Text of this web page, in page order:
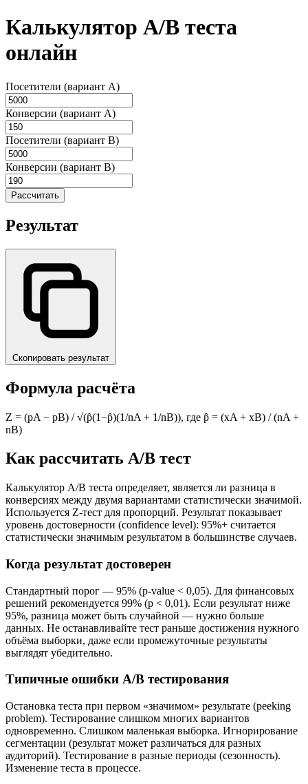
Калькулятор A/B теста
онлайн
Посетители (вариант A)
Конверсии (вариант A)
Посетители (вариант B)
Конверсии (вариант B)
Рассчитать
Результат
Скопировать результат
Формула расчёта
Z = (pA − pB) / √(p̂(1−p̂)(1/nA + 1/nB)), где p̂ = (xA + xB) / (nA +
nB)
Как рассчитать A/B тест
Калькулятор A/B теста определяет, является ли разница в
конверсиях между двумя вариантами статистически значимой.
Используется Z-тест для пропорций. Результат показывает
уровень достоверности (confidence level): 95%+ считается
статистически значимым результатом в большинстве случаев.
Когда результат достоверен
Стандартный порог — 95% (p-value < 0,05). Для финансовых
решений рекомендуется 99% (p < 0,01). Если результат ниже
95%, разница может быть случайной — нужно больше
данных. Не останавливайте тест раньше достижения нужного
объёма выборки, даже если промежуточные результаты
выглядят убедительно.
Типичные ошибки A/B тестирования
Остановка теста при первом «значимом» результате (peeking
problem). Тестирование слишком многих вариантов
одновременно. Слишком маленькая выборка. Игнорирование
сегментации (результат может различаться для разных
аудиторий). Тестирование в разные периоды (сезонность).
Изменение теста в процессе.